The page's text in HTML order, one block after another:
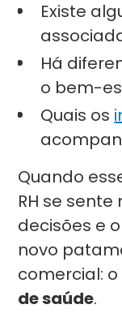
Existe
Há
o bem-
Quais os
Quando
RH se
decisões e
novo
comercial: o
de saúde.